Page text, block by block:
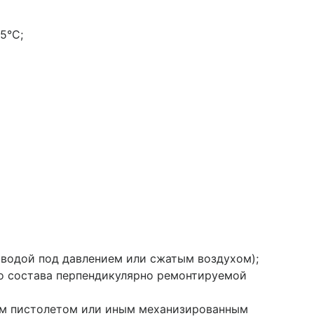
под давлением или сжатым воздухом);
перпендикулярно ремонтируемой
пистолетом или иным механизированным